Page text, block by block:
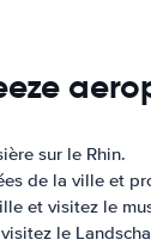
sur le Rhin.
de la ville et
et visitez le
le